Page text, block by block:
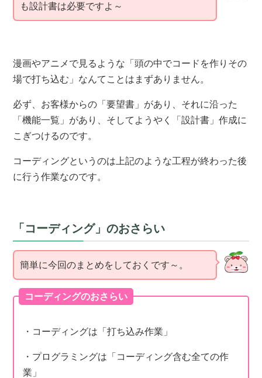
も設計書は必要ですよ～
漫画やアニメで見るような「頭の中でコードを作りその
場で打ち込む」なんてことはまずありません。
必ず、お客様からの「要望書」があり、それに沿った
「機能一覧」があり、そしてようやく「設計書」作成に
こぎつけるのです。
コーディングというのは上記のような工程が終わった後
に行う作業なのです。
「コーディング」のおさらい
簡単に今回のまとめをしておくです～。
コーディングのおさらい
・コーディングは「打ち込み作業」
・プログラミングは「コーディング含む全ての作
業」